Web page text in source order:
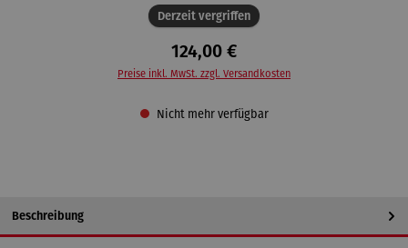
Derzeit vergriffen
124,00 €
Preise inkl. MwSt. zzgl. Versandkosten
Nicht mehr verfügbar
Beschreibung